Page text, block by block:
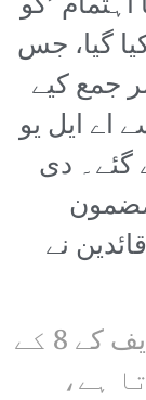
گیا، جس
ہزار ڈالر جمع کیے
اے ایل یو
کیے گئے۔ دی
نے
”سمالز اپنا زیادہ تر وقت جے ایف کے 8 کے
ہے،